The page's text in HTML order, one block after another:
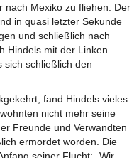
nach Mexiko zu fliehen. Der
in quasi letzter Sekunde
und schließlich nach
Hindels mit der Linken
sich schließlich den
fand Hindels vieles
nicht mehr seine
Freunde und Verwandten
ermordet worden. Die